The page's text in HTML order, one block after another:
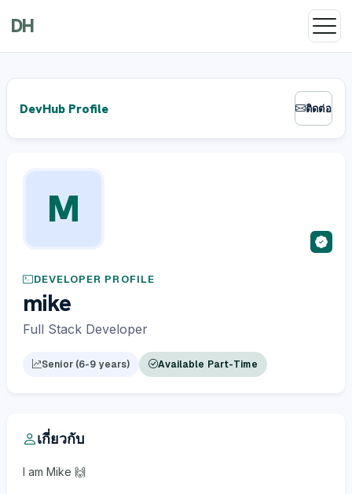
DH
DevHub Profile ติดต่อ
M
DEVELOPER PROFILE
mike
Full Stack Developer
Senior (6-9 years) Available Part-Time
เกี่ยวกับ
I am Mike 🙌